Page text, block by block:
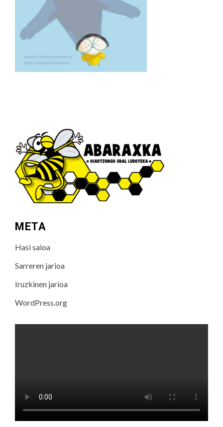
META
Hasi saioa
Sarreren jarioa
Iruzkinen jarioa
WordPress.org